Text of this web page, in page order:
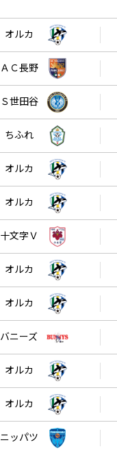
オルカ
ＡＣ長野
Ｓ世田谷
ちふれ
オルカ
オルカ
十文字Ｖ
オルカ
オルカ
バニーズ
オルカ
オルカ
ニッパツ